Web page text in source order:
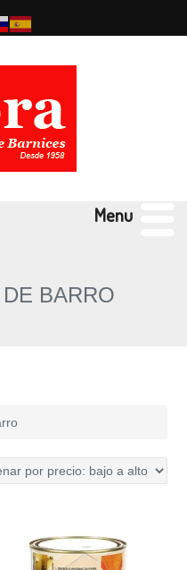
BARRO
Menu